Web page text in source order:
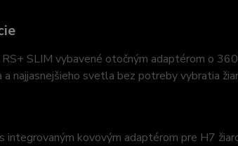
SLIM vybavené otočným adaptérom o
a najjasnejšieho svetla bez potreby vybratia
integrovaným kovovým adaptérom pre H7